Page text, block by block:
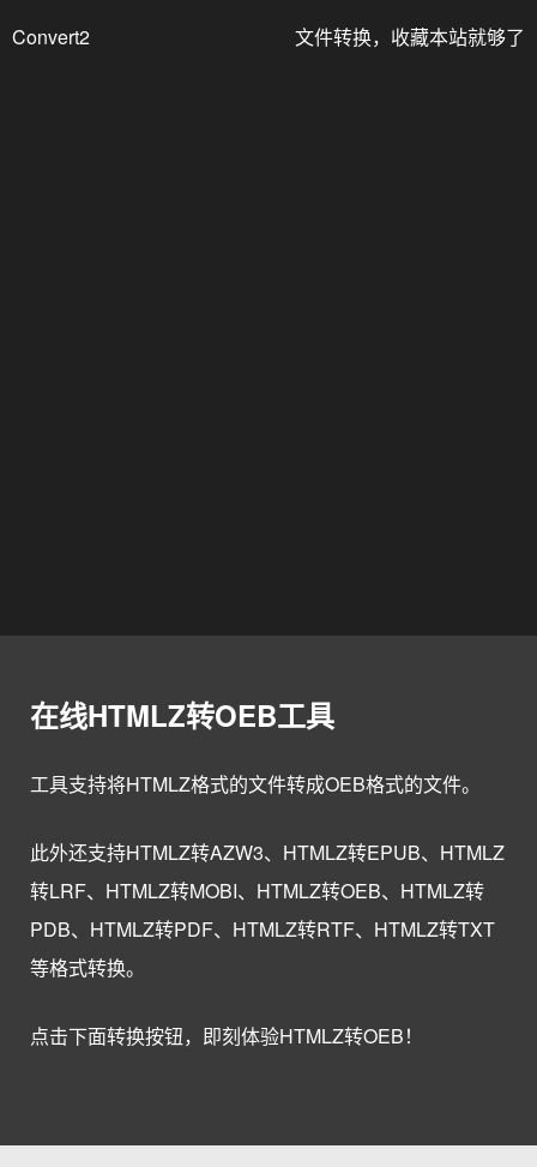
Convert2 文件转换，收藏本站就够了
在线HTMLZ转OEB工具
工具支持将HTMLZ格式的文件转成OEB格式的文件。
此外还支持HTMLZ转AZW3、HTMLZ转EPUB、HTMLZ
转LRF、HTMLZ转MOBI、HTMLZ转OEB、HTMLZ转
PDB、HTMLZ转PDF、HTMLZ转RTF、HTMLZ转TXT
等格式转换。
点击下面转换按钮，即刻体验HTMLZ转OEB！